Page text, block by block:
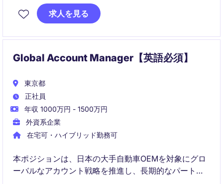
わる重要な役割です。
求人を見る
Global Account Manager【英語必須】
東京都
正社員
年収 1000万円 - 1500万円
外資系企業
在宅可・ハイブリッド勤務可
本ポジションは、日本の大手自動車OEMを対象にグロ
ーバルなアカウント戦略を推進し、長期的なパートナ